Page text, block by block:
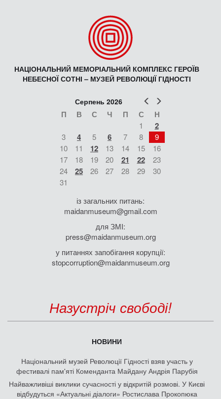
НАЦІОНАЛЬНИЙ МЕМОРІАЛЬНИЙ КОМПЛЕКС ГЕРОЇВ
НЕБЕСНОЇ СОТНІ – МУЗЕЙ РЕВОЛЮЦІЇ ГІДНОСТІ
Попер
Серпень 2026
П В С Ч П С Н
1 2
3 4 5 6 7 8
9
10
11 12 13 14 15
16
17
18 19 20 21 22
23
24
25 26 27 28 29
30
31
із загальних питань:
maidanmuseum@gmail.com
для ЗМІ:
press@maidanmuseum.org
у питаннях запобігання корупції:
stopcorruption@maidanmuseum.org
Назустріч свободі!
НОВИНИ
Національний музей Революції Гідності взяв участь у
фестивалі пам'яті Коменданта Майдану Андрія Парубія
Найважливіші виклики сучасності у відкритій розмові. У Києві
відбудуться «Актуальні діалоги» Ростислава Прокопюка